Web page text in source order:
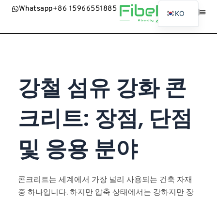
Whatsapp+86 15966551885
강철 섬유 강화 콘
크리트: 장점, 단점
및 응용 분야
콘크리트는 세계에서 가장 널리 사용되는 건축 자재
중 하나입니다. 하지만 압축 상태에서는 강하지만 장
KO
ES
BN
RU
JA